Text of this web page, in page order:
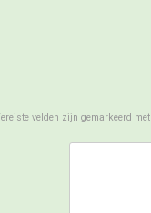
velden zijn gemarkeerd met